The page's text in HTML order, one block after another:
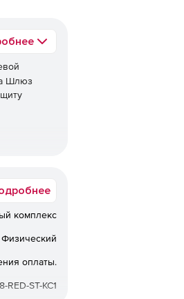
Шлюз
IPsec
комплекс
Физический
оплаты.
RED-ST-KC1